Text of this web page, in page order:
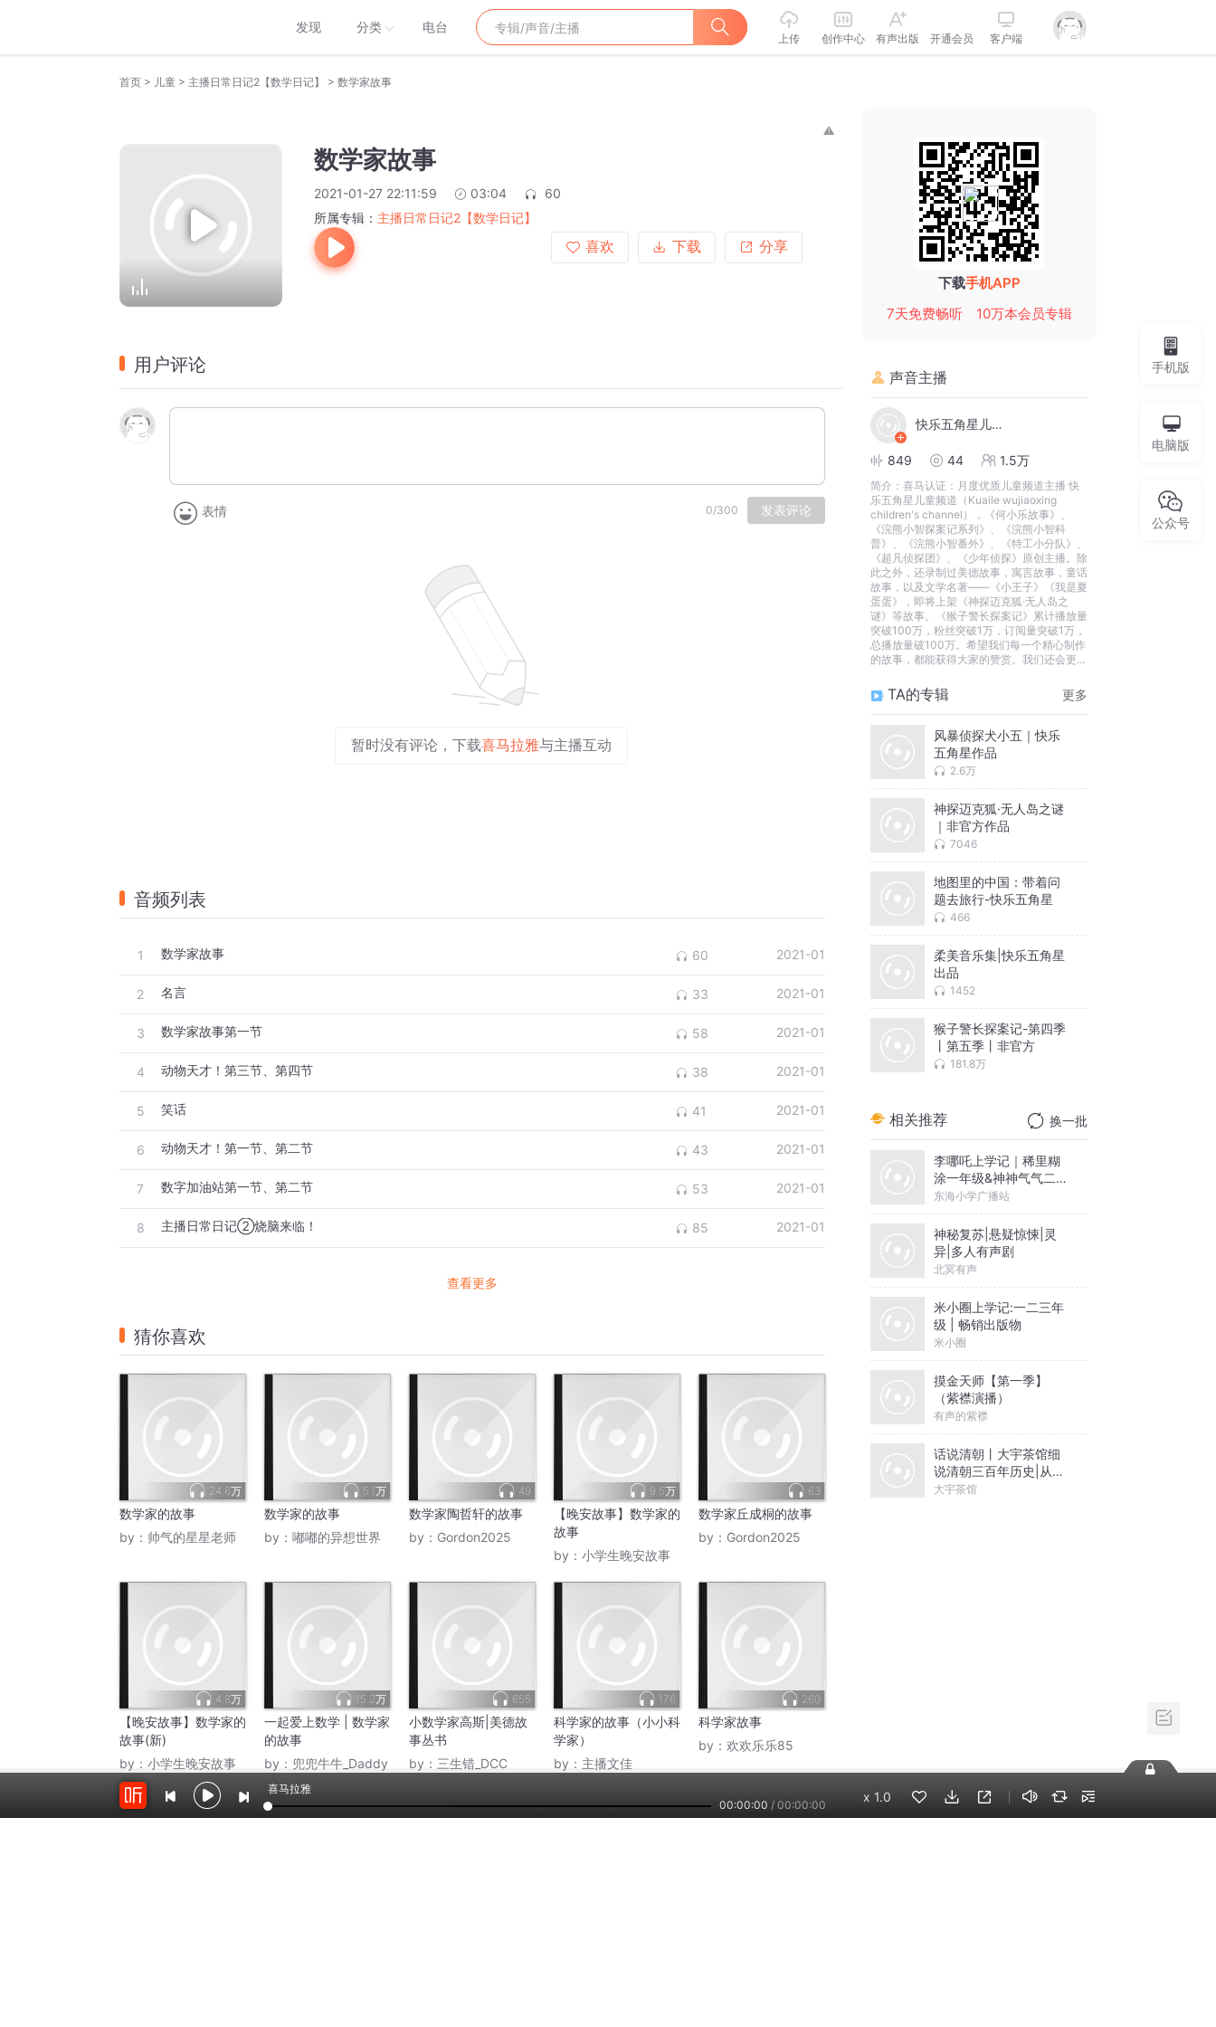
发现 分类 电台
上传 创作中心 有声出版 开通会员 客户端
首页 > 儿童 > 主播日常日记2【数学日记】 > 数学家故事
数学家故事
2021-01-27 22:11:59 03:04
60
所属专辑： 主播日常日记2【数学日记】
喜欢
下载 分享
用户评论
表情 0/300 发表评论
暂时没有评论，下载喜马拉雅与主播互动
音频列表
1 数学家故事 60 2021-01
2 名言 33 2021-01
3 数学家故事第一节 58 2021-01
4 动物天才！第三节、第四节 38 2021-01
5 笑话 41 2021-01
6 动物天才！第一节、第二节 43 2021-01
7 数字加油站第一节、第二节 53 2021-01
8 主播日常日记②烧脑来临！ 85 2021-01
查看更多
猜你喜欢
24.6万
数学家的故事
by： 帅气的星星老师
5.1万
数学家的故事
by： 嘟嘟的异想世界
49
数学家陶哲轩的故事
by： Gordon2025
9.5万
【晚安故事】数学家的
故事
by： 小学生晚安故事
63
数学家丘成桐的故事
by： Gordon2025
4.8万
【晚安故事】数学家的
故事(新)
by： 小学生晚安故事
15.2万
一起爱上数学 | 数学家
的故事
by： 兜兜牛牛_Daddy
655
小数学家高斯|美德故
事丛书
by： 三生错_DCC
176
科学家的故事（小小科
学家）
by： 主播文佳
260
科学家故事
by： 欢欢乐乐85
下载手机APP
7天免费畅听
10万本会员专辑
声音主播
快乐五角星儿童频道
849 44 1.5万
简介： 喜马认证：月度优质儿童频道主播 快
乐五角星儿童频道（Kuaile wujiaoxing
children's channel），《何小乐故事》、
《浣熊小智探案记系列》、《浣熊小智科
普》、《浣熊小智番外》、《特工小分队》、
《超凡侦探团》、《少年侦探》原创主播。除
此之外，还录制过美德故事，寓言故事，童话
故事，以及文学名著——《小王子》《我是夏
蛋蛋》，即将上架《神探迈克狐·无人岛之
谜》等故事。《猴子警长探案记》累计播放量
突破100万，粉丝突破1万，订阅量突破1万，
总播放量破100万。希望我们每一个精心制作
的故事，都能获得大家的赞赏。我们还会更加
TA的专辑 更多
风暴侦探犬小五｜快乐
五角星作品
2.6万
神探迈克狐·无人岛之谜
｜非官方作品
7046
地图里的中国：带着问
题去旅行-快乐五角星
466
柔美音乐集|快乐五角星
出品
1452
猴子警长探案记-第四季
丨第五季丨非官方
181.8万
相关推荐 换一批
李哪吒上学记｜稀里糊
涂一年级&神神气气二年
级
东海小学广播站
神秘复苏|悬疑惊悚|灵
异|多人有声剧
北冥有声
米小圈上学记:一二三年
级 | 畅销出版物
米小圈
摸金天师【第一季】
（紫襟演播）
有声的紫襟
话说清朝丨大宇茶馆细
说清朝三百年历史|从努
尔哈赤到末代皇帝溥仪|
大宇茶馆
手机版
电脑版
公众号
喜马拉雅
00:00:00 / 00:00:00
x 1.0